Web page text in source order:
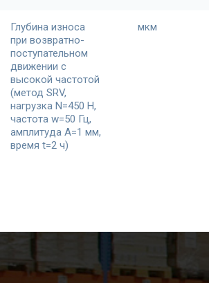
Глубина износа
при возвратно-
поступательном
движении с
высокой частотой
(метод SRV,
нагрузка N=450 H,
частота w=50 Гц,
амплитуда A=1 мм,
время t=2 ч)
мкм